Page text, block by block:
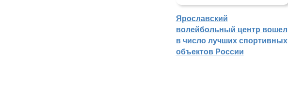
Ярославский
волейбольный центр вошел
в число лучших спортивных
объектов России